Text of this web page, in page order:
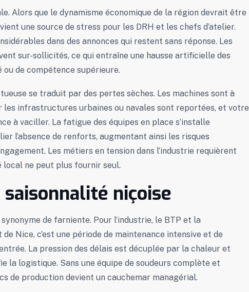
Alors que le dynamisme économique de la région devrait être
une source de stress pour les DRH et les chefs d’atelier.
dans des annonces qui restent sans réponse. Les
sur-sollicités, ce qui entraîne une hausse artificielle des
de compétence supérieure.
se traduit par des pertes sèches. Les machines sont à
les infrastructures urbaines ou navales sont reportées, et votre
à vaciller. La fatigue des équipes en place s’installe
l’absence de renforts, augmentant ainsi les risques
Les métiers en tension dans l’industrie requièrent
local ne peut plus fournir seul.
saisonnalité niçoise
synonyme de farniente. Pour l’industrie, le BTP et la
Nice, c’est une période de maintenance intensive et de
La pression des délais est décuplée par la chaleur et
la logistique. Sans une équipe de soudeurs complète et
de production devient un cauchemar managérial.